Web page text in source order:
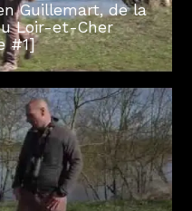
Guillemart, de la
Loir-et-Cher
#1]